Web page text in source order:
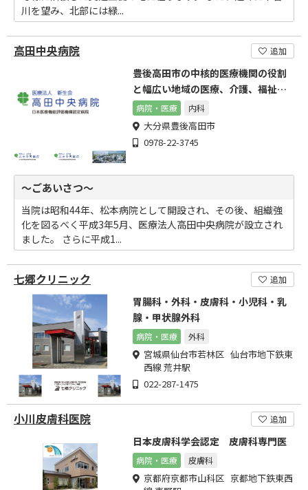
川を望み、北部には緑...
高田中央病院 追加
豊後高田市の中核的医療機関の役割
と幅広い地域の医療、介護、福祉に
貢献致します。
病院・医療 内科
大分県豊後高田市
0978-22-3745
～ごあいさつ～
当院は昭和44年、松本病院として開設され、その後、組織強
化を図るべく平成3年5月、医療法人高田中央病院が設立され
ました。 さらに平成1...
七郷クリニック 追加
胃腸科・外科・皮膚科・小児科・乳
腺・甲状腺外科
病院・医療 外科
宮城県仙台市若林区 仙台市地下鉄東
西線 荒井駅
022-287-1475
小川皮膚科医院 追加
日本皮膚科学会認定 皮膚科専門医
病院・医療 皮膚科
京都府京都市山科区 京都地下鉄東西